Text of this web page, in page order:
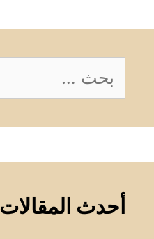
عن:
أحدث المقالات